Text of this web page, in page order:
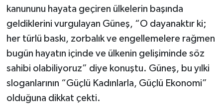
kanununu hayata geçiren ülkelerin başında
geldiklerini vurgulayan Güneş, “O dayanaktır ki;
her türlü baskı, zorbalık ve engellemelere rağmen
bugün hayatın içinde ve ülkenin gelişiminde söz
sahibi olabiliyoruz” diye konuştu. Güneş, bu yılki
sloganlarının “Güçlü Kadınlarla, Güçlü Ekonomi”
olduğuna dikkat çekti.